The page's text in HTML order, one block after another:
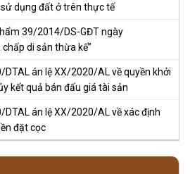
dụng đất ở trên thực tế
39/2014/DS-GĐT ngày
di sản thừa kế”
án lệ XX/2020/AL về quyền khởi
kết quả bán đấu giá tài sản
án lệ XX/2020/AL về xác định
đặt cọc